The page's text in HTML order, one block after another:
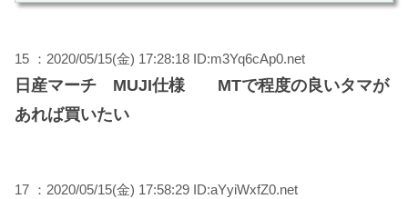
15 ：2020/05/15(金) 17:28:18 ID:m3Yq6cAp0.net
日産マーチ MUJI仕様 MTで程度の良いタマが
あれば買いたい
17 ：2020/05/15(金) 17:58:29 ID:aYyiWxfZ0.net